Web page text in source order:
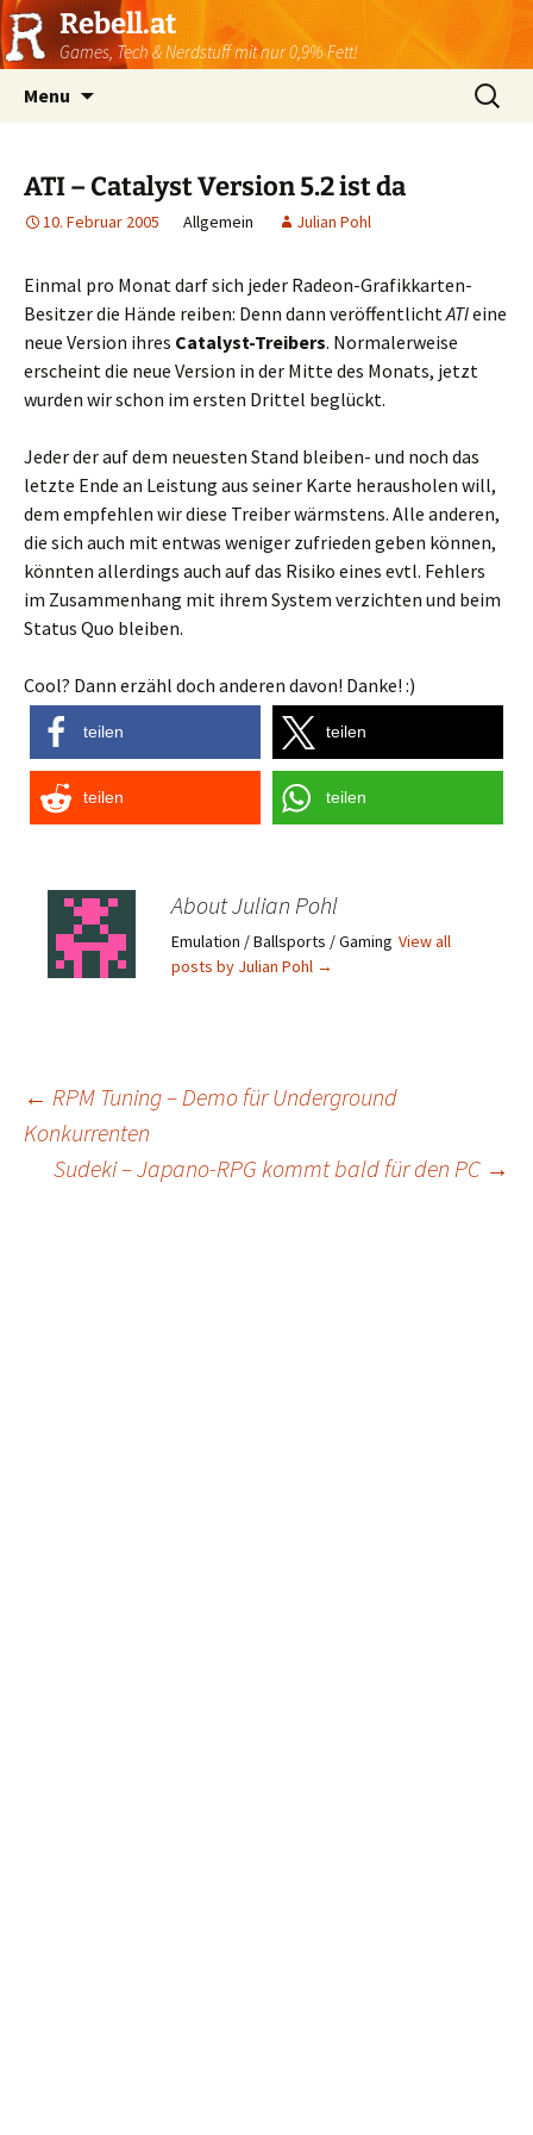
Rebell.at
Games, Tech & Nerdstuff mit nur 0,9% Fett!
Menu
Suchen
nach:
ATI – Catalyst Version 5.2 ist da
10. Februar 2005 Allgemein Julian Pohl
Einmal pro Monat darf sich jeder Radeon-Grafikkarten-
Besitzer die Hände reiben: Denn dann veröffentlichtATIeine
neue Version ihres Catalyst-Treibers. Normalerweise
erscheint die neue Version in der Mitte des Monats, jetzt
wurden wir schon im ersten Drittel beglückt.
Jeder der auf dem neuesten Stand bleiben- und noch das
letzte Ende an Leistung aus seiner Karte herausholen will,
dem empfehlen wir diese Treiber wärmstens. Alle anderen,
die sich auch mit entwas weniger zufrieden geben können,
könnten allerdings auch auf das Risiko eines evtl. Fehlers
im Zusammenhang mit ihrem System verzichten und beim
Status Quo bleiben.
Cool? Dann erzähl doch anderen davon! Danke! :)
teilen teilen
teilen teilen
About Julian Pohl
Emulation / Ballsports / Gaming View all
posts by Julian Pohl →
Post
navigation
← RPM Tuning – Demo für Underground
Konkurrenten
Sudeki – Japano-RPG kommt bald für den PC →